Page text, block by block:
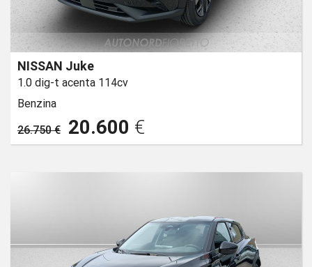
NISSAN Juke
1.0 dig-t acenta 114cv
Benzina
26.750 €
20.600 €